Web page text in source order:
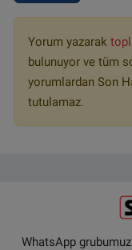
Yorum yazarak
bulunuyor ve tüm
yorumlardan Son
tutulamaz.
WhatsApp